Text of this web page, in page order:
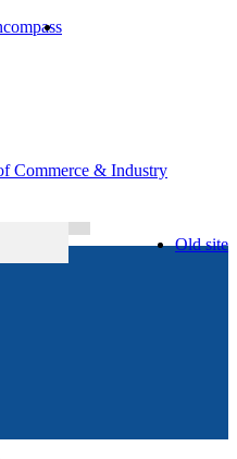
Commerce & Industry
Old site